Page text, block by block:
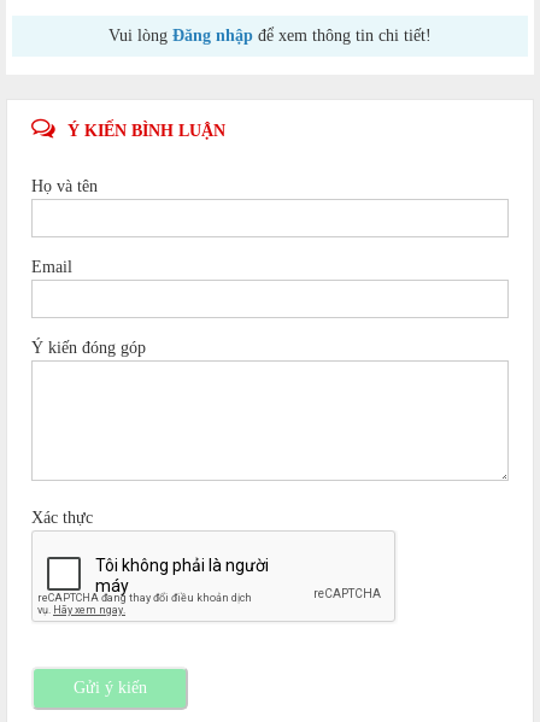
Vui lòng Đăng nhập để xem thông tin chi tiết!
Ý KIẾN BÌNH LUẬN
Họ và tên
Email
Ý kiến đóng góp
Xác thực
Gửi ý kiến